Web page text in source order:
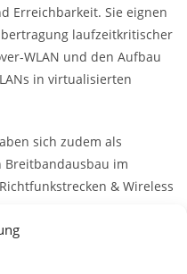
Erreichbarkeit. Sie eignen
laufzeitkritischer
WLAN und den Aufbau
in virtualisierten
sich zudem als
im
& Wireless